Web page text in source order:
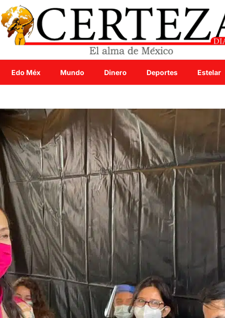
Edo Méx Mundo Dinero Deportes Estelar